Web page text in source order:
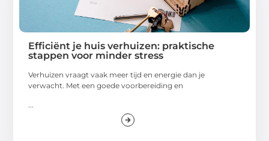
Efficiënt je huis verhuizen: praktische
stappen voor minder stress
Verhuizen vraagt vaak meer tijd en energie dan je
verwacht. Met een goede voorbereiding en
...